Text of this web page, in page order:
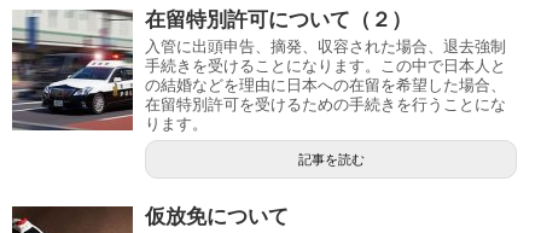
在留特別許可について（２）
入管に出頭申告、摘発、収容された場合、退去強制
手続きを受けることになります。この中で日本人と
の結婚などを理由に日本への在留を希望した場合、
在留特別許可を受けるための手続きを行うことにな
ります。
記事を読む
仮放免について